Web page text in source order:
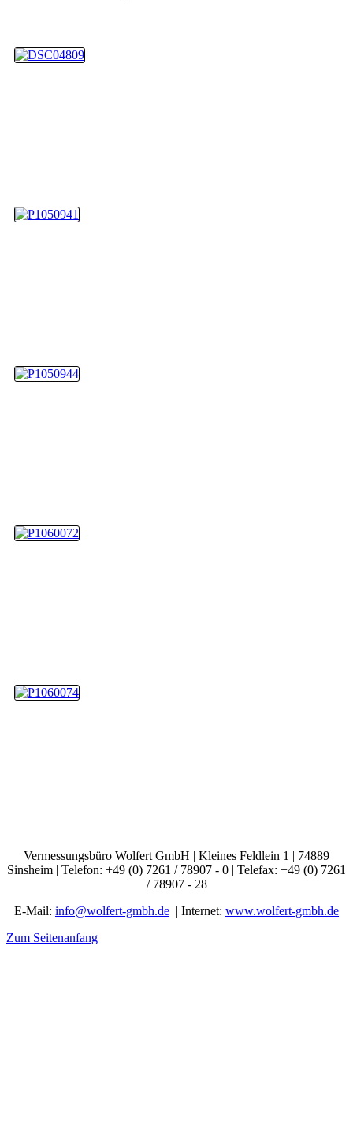
Vermessungsbüro Wolfert GmbH | Kleines Feldlein 1 | 74889
Sinsheim | Telefon: +49 (0) 7261 / 78907 - 0 | Telefax: +49 (0) 7261
/ 78907 - 28
E-Mail: info@wolfert-gmbh.de | Internet: www.wolfert-gmbh.de
Zum Seitenanfang